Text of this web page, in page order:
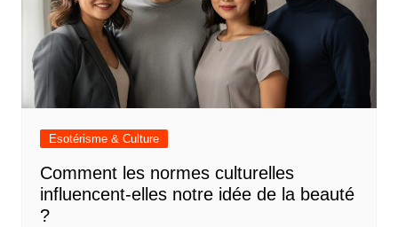
Esotérisme & Culture
Comment les normes culturelles
influencent-elles notre idée de la beauté
?